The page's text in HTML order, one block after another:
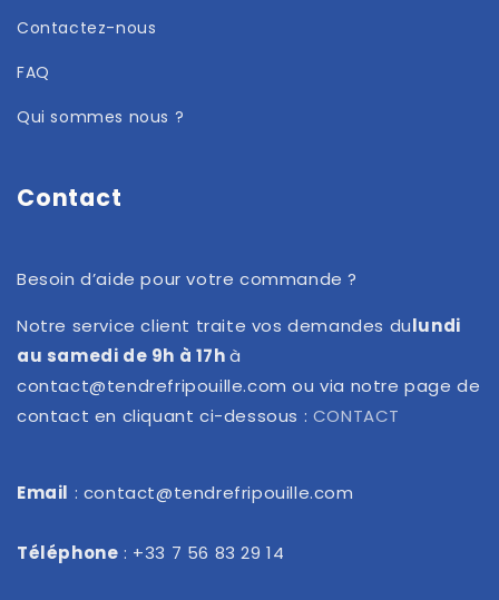
Contactez-nous
FAQ
Qui sommes nous ?
Contact
Besoin d’aide pour votre commande ?
Notre service client traite vos demandes dulundi
au samedi de 9h à 17hà
contact@tendrefripouille.com ou via notre page de
contact en cliquant ci-dessous : CONTACT
Email : contact@tendrefripouille.com
Téléphone : +33 7 56 83 29 14